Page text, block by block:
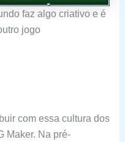
faz algo criativo e é
jogo
com essa cultura dos
Maker. Na pré-